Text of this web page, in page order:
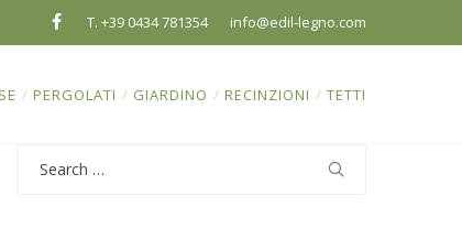
info@edil-legno.com
T. +39 0434 781354
/ PERGOLATI / GIARDINO / RECINZIONI / TETTI